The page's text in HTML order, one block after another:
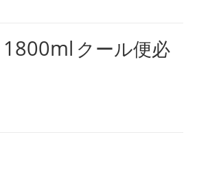
1800ml クール便必